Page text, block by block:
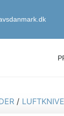
/ LUFTKNIVE